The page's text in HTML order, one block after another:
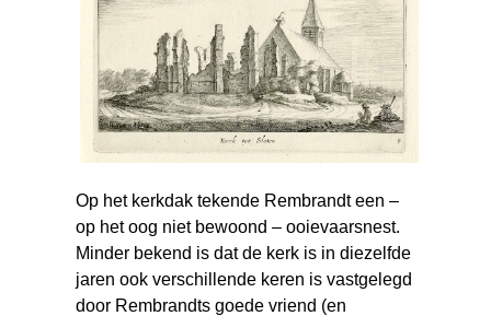
Op het kerkdak tekende Rembrandt een –
op het oog niet bewoond – ooievaarsnest.
Minder bekend is dat de kerk is in diezelfde
jaren ook verschillende keren is vastgelegd
door Rembrandts goede vriend (en